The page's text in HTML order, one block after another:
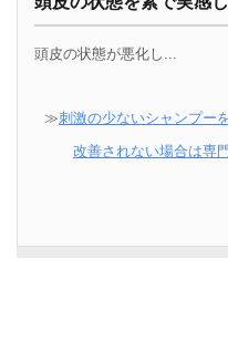
頭皮の状態が悪化し...
≫刺激の少ないシャンプー
改善されない場合は専